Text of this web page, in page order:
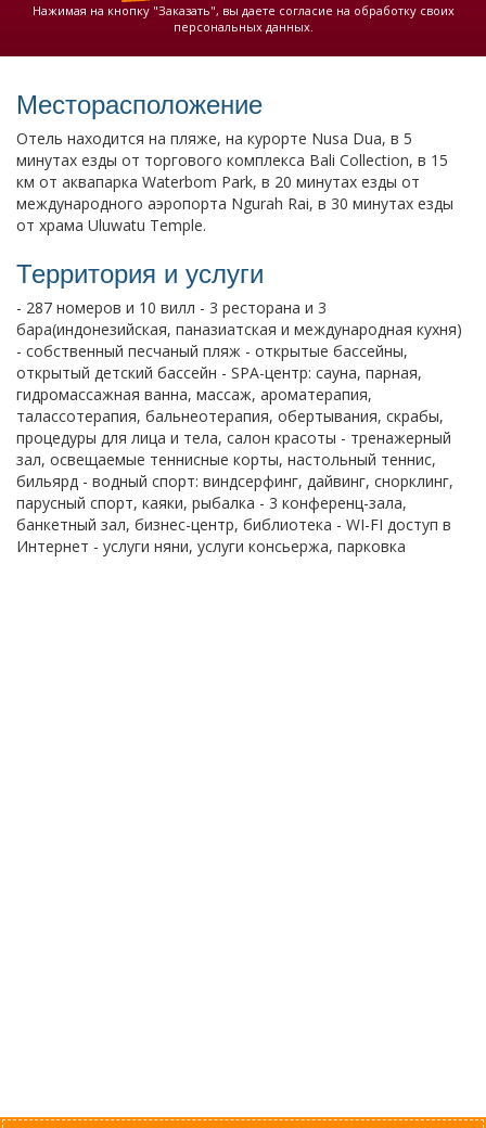
Нажимая на кнопку "Заказать", вы даете согласие на обработку своих
персональных данных.
Месторасположение
Отель находится на пляже, на курорте Nusa Dua, в 5
минутах езды от торгового комплекса Bali Collection, в 15
км от аквапарка Waterbom Park, в 20 минутах езды от
международного аэропорта Ngurah Rai, в 30 минутах езды
от храма Uluwatu Temple.
Территория и услуги
- 287 номеров и 10 вилл - 3 ресторана и 3
бара(индонезийская, паназиатская и международная кухня)
- собственный песчаный пляж - открытые бассейны,
открытый детский бассейн - SPA-центр: сауна, парная,
гидромассажная ванна, массаж, ароматерапия,
талассотерапия, бальнеотерапия, обертывания, скрабы,
процедуры для лица и тела, салон красоты - тренажерный
зал, освещаемые теннисные корты, настольный теннис,
бильярд - водный спорт: виндсерфинг, дайвинг, снорклинг,
парусный спорт, каяки, рыбалка - 3 конференц-зала,
банкетный зал, бизнес-центр, библиотека - WI-FI доступ в
Интернет - услуги няни, услуги консьержа, парковка